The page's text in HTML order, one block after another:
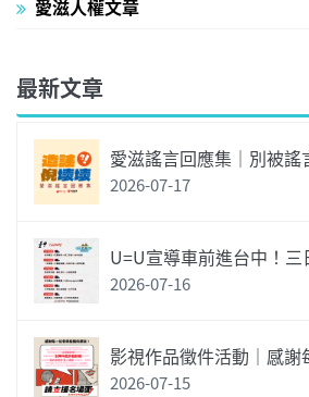
愛滋人權文章
最新文章
愛滋謠言回應集｜別被謠
2026-07-17
U=U宣導車前進台中！三
2026-07-16
影視作品徵件活動｜感謝
2026-07-15